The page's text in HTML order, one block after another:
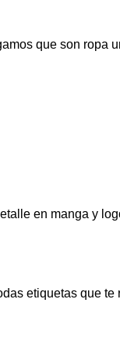
que son ropa
en manga y
etiquetas que te